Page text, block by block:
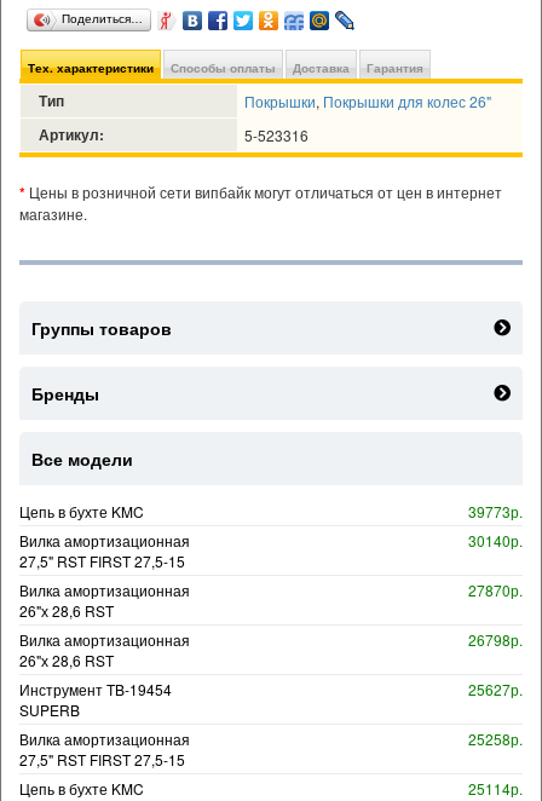
Поделиться…
Тех. характеристики Способы оплаты Доставка Гарантия
Тип Покрышки, Покрышки для колес 26"
Артикул: 5-523316
* Цены в розничной сети випбайк могут отличаться от цен в интернет
магазине.
Группы товаров
Бренды
Все модели
Цепь в бухте KMC
39773р.
Вилка амортизационная
27,5" RST FIRST 27,5-15
30140р.
Вилка амортизационная
26"х 28,6 RST
27870р.
Вилка амортизационная
26"х 28,6 RST
26798р.
Инструмент TB-19454
SUPERB
25627р.
Вилка амортизационная
27,5" RST FIRST 27,5-15
25258р.
Цепь в бухте KMC
25114р.